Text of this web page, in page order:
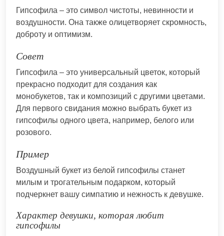
Гипсофила – это символ чистоты, невинности и
воздушности. Она также олицетворяет скромность,
доброту и оптимизм.
Совет
Гипсофила – это универсальный цветок, который
прекрасно подходит для создания как
монобукетов, так и композиций с другими цветами.
Для первого свидания можно выбрать букет из
гипсофилы одного цвета, например, белого или
розового.
Пример
Воздушный букет из белой гипсофилы станет
милым и трогательным подарком, который
подчеркнет вашу симпатию и нежность к девушке.
Характер девушки, которая любит
гипсофилы